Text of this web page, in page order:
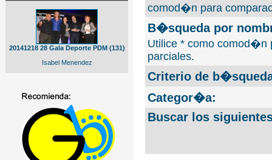
20141218 28 Gala Deporte PDM (131)
Isabel Menendez
comod�n para
B�squeda por
Utilice * como comod�n
parciales.
Criterio de
Categor�a:
Buscar los